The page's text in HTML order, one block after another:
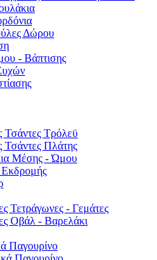
Δώρου
- Βάπτισης
Τσάντες Τρόλεϋ
Τσάντες Πλάτης
Μέσης - Ώμου
Εκδρομής
Τετράγωνες - Γεμάτες
Οβάλ - Βαρελάκι
Παγουρίνo